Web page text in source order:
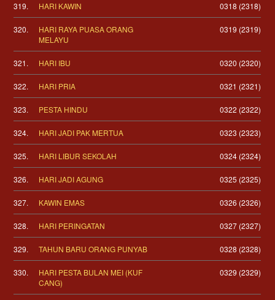
319. HARI KAWIN 0318 (2318)
320.
HARI RAYA PUASA ORANG
MELAYU
0319 (2319)
321. HARI IBU 0320 (2320)
322. HARI PRIA 0321 (2321)
323. PESTA HINDU 0322 (2322)
324. HARI JADI PAK MERTUA 0323 (2323)
325. HARI LIBUR SEKOLAH 0324 (2324)
326. HARI JADI AGUNG 0325 (2325)
327. KAWIN EMAS 0326 (2326)
328. HARI PERINGATAN 0327 (2327)
329. TAHUN BARU ORANG PUNYAB 0328 (2328)
330.
HARI PESTA BULAN MEI (KUF
CANG)
0329 (2329)